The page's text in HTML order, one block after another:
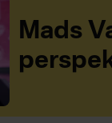
Mads